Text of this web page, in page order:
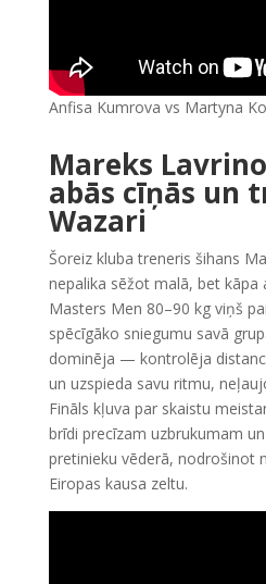
Anfisa Kumrova vs Martyna
Mareks
abās cīņās un
Wazari
Šoreiz kluba treneris šihans
nepalika sēžot malā, bet
Masters Men 80–90 kg viņš
spēcīgāko sniegumu savā
dominēja — kontrolēja
un uzspieda savu ritmu,
Fināls kļuva par skaistu
brīdi precīzam uzbrukumam
pretinieku vēderā, nodrošinot
Eiropas kausa zeltu.